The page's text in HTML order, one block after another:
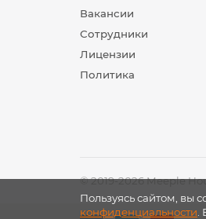
Пользуясь сайтом, вы
конфиденциальности
Вакансии
Сотрудники
Лицензии
Политика
© 2019-2026 Meeple